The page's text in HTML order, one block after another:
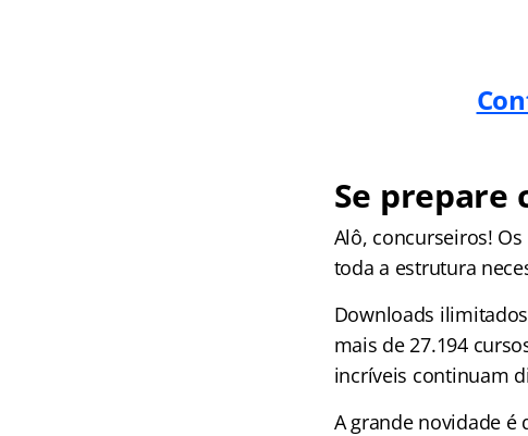
Se prepare
Alô, concurseiros!
toda a estrutura
Downloads
mais de 27.194
incríveis continuam
A grande novidade é